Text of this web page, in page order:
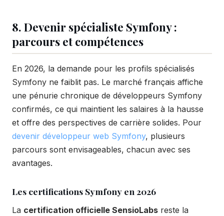
8. Devenir spécialiste Symfony :
parcours et compétences
En 2026, la demande pour les profils spécialisés
Symfony ne faiblit pas. Le marché français affiche
une pénurie chronique de développeurs Symfony
confirmés, ce qui maintient les salaires à la hausse
et offre des perspectives de carrière solides. Pour
devenir développeur web Symfony, plusieurs
parcours sont envisageables, chacun avec ses
avantages.
Les certifications Symfony en 2026
La certification officielle SensioLabs reste la